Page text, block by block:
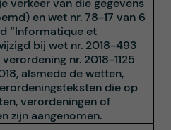
verkeer van die gegevens
en wet nr. 78-17 van 6
“Informatique et
bij wet nr. 2018-493
nr. 2018-1125
alsmede de wetten,
die op
verordeningen of
zijn aangenomen.